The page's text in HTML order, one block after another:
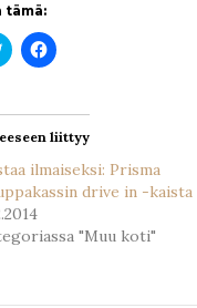
tämä:
Jaa
Twitterissä(Avautuu
Jaa
Facebookissa(Avautuu
liittyy
ilmaiseksi: Prisma
drive in -kaista
"Muu koti"